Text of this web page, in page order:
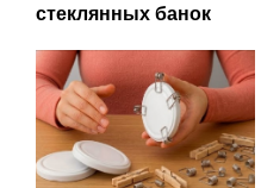
стеклянных банок